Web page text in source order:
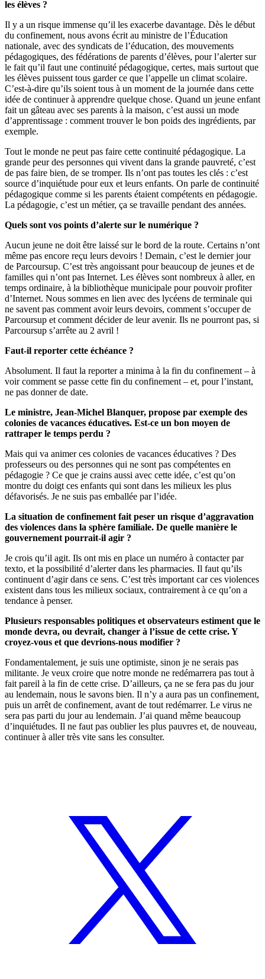
les élèves ?
Il y a un risque immense qu’il les exacerbe davantage. Dès le début
du confinement, nous avons écrit au ministre de l’Éducation
nationale, avec des syndicats de l’éducation, des mouvements
pédagogiques, des fédérations de parents d’élèves, pour l’alerter sur
le fait qu’il faut une continuité pédagogique, certes, mais surtout que
les élèves puissent tous garder ce que l’appelle un climat scolaire.
C’est-à-dire qu’ils soient tous à un moment de la journée dans cette
idée de continuer à apprendre quelque chose. Quand un jeune enfant
fait un gâteau avec ses parents à la maison, c’est aussi un mode
d’apprentissage : comment trouver le bon poids des ingrédients, par
exemple.
Tout le monde ne peut pas faire cette continuité pédagogique. La
grande peur des personnes qui vivent dans la grande pauvreté, c’est
de pas faire bien, de se tromper. Ils n’ont pas toutes les clés : c’est
source d’inquiétude pour eux et leurs enfants. On parle de continuité
pédagogique comme si les parents étaient compétents en pédagogie.
La pédagogie, c’est un métier, ça se travaille pendant des années.
Quels sont vos points d’alerte sur le numérique ?
Aucun jeune ne doit être laissé sur le bord de la route. Certains n’ont
même pas encore reçu leurs devoirs ! Demain, c’est le dernier jour
de Parcoursup. C’est très angoissant pour beaucoup de jeunes et de
familles qui n’ont pas Internet. Les élèves sont nombreux à aller, en
temps ordinaire, à la bibliothèque municipale pour pouvoir profiter
d’Internet. Nous sommes en lien avec des lycéens de terminale qui
ne savent pas comment avoir leurs devoirs, comment s’occuper de
Parcoursup et comment décider de leur avenir. Ils ne pourront pas, si
Parcoursup s’arrête au 2 avril !
Faut-il reporter cette échéance ?
Absolument. Il faut la reporter a minima à la fin du confinement – à
voir comment se passe cette fin du confinement – et, pour l’instant,
ne pas donner de date.
Le ministre, Jean-Michel Blanquer, propose par exemple des
colonies de vacances éducatives. Est-ce un bon moyen de
rattraper le temps perdu ?
Mais qui va animer ces colonies de vacances éducatives ? Des
professeurs ou des personnes qui ne sont pas compétentes en
pédagogie ? Ce que je crains aussi avec cette idée, c’est qu’on
montre du doigt ces enfants qui sont dans les milieux les plus
défavorisés. Je ne suis pas emballée par l’idée.
La situation de confinement fait peser un risque d’aggravation
des violences dans la sphère familiale. De quelle manière le
gouvernement pourrait-il agir ?
Je crois qu’il agit. Ils ont mis en place un numéro à contacter par
texto, et la possibilité d’alerter dans les pharmacies. Il faut qu’ils
continuent d’agir dans ce sens. C’est très important car ces violences
existent dans tous les milieux sociaux, contrairement à ce qu’on a
tendance à penser.
Plusieurs responsables politiques et observateurs estiment que le
monde devra, ou devrait, changer à l’issue de cette crise. Y
croyez-vous et que devrions-nous modifier ?
Fondamentalement, je suis une optimiste, sinon je ne serais pas
militante. Je veux croire que notre monde ne redémarrera pas tout à
fait pareil à la fin de cette crise. D’ailleurs, ça ne se fera pas du jour
au lendemain, nous le savons bien. Il n’y a aura pas un confinement,
puis un arrêt de confinement, avant de tout redémarrer. Le virus ne
sera pas parti du jour au lendemain. J’ai quand même beaucoup
d’inquiétudes. Il ne faut pas oublier les plus pauvres et, de nouveau,
continuer à aller très vite sans les consulter.